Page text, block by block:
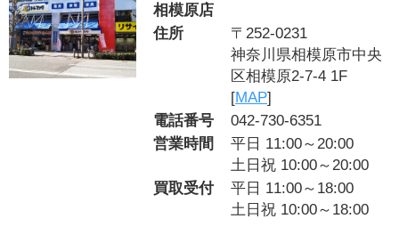
相模原店
住所
〒252-0231
神奈川県相模原市中央
区相模原2-7-4 1F
[MAP]
電話番号
042-730-6351
営業時間
平日 11:00～20:00
土日祝 10:00～20:00
買取受付
平日 11:00～18:00
土日祝 10:00～18:00